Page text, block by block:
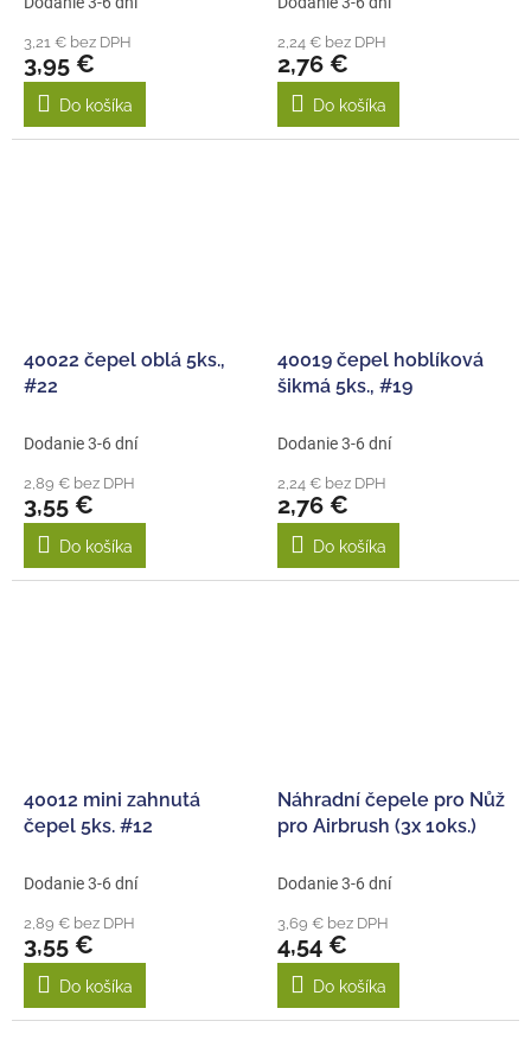
3,21 € bez DPH
3,95 €
Do košíka
2,24 € bez DPH
2,76 €
Do košíka
40022 čepel oblá 5ks.,
#22
Dodanie 3-6 dní
2,89 € bez DPH
3,55 €
Do košíka
40019 čepel hoblíková
šikmá 5ks., #19
Dodanie 3-6 dní
2,24 € bez DPH
2,76 €
Do košíka
40012 mini zahnutá
čepel 5ks. #12
Dodanie 3-6 dní
2,89 € bez DPH
3,55 €
Do košíka
Náhradní čepele pro Nůž
pro Airbrush (3x 10ks.)
Dodanie 3-6 dní
3,69 € bez DPH
4,54 €
Do košíka